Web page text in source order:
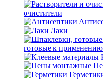
очистители
Лаки
готовые к применению